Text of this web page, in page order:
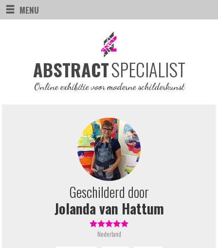
MENU
ABSTRACTSPECIALIST
Online exhibitie voor moderne schilderkunst
Geschilderd door
Jolanda van Hattum
Nederland